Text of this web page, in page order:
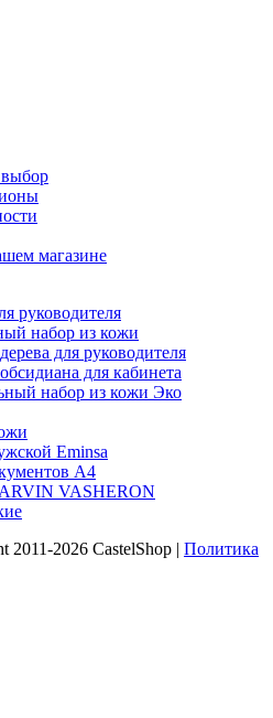
выбор
магазине
руководителя
набор из кожи
для руководителя
для кабинета
набор из кожи Эко
Eminsa
А4
VASHERON
2011-2026 CastelShop | Политика